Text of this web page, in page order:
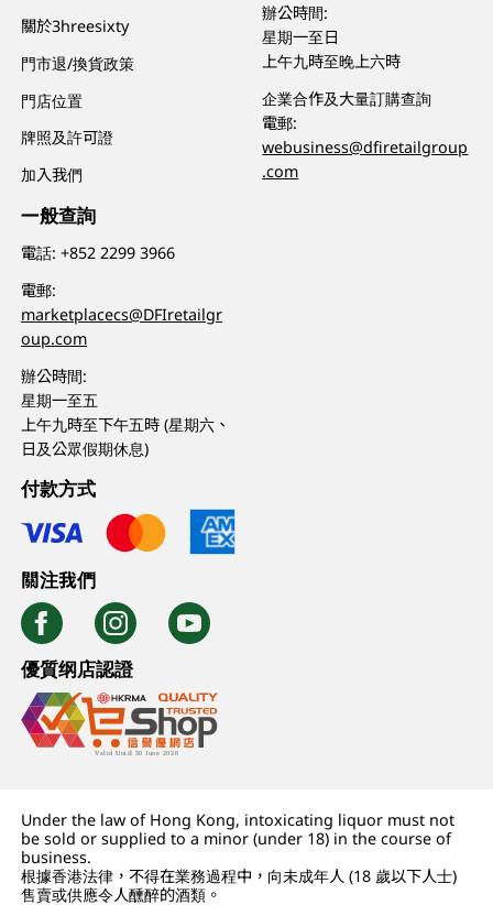
關於3hreesixty
門市退/換貨政策
門店位置
牌照及許可證
加入我們
一般查詢
電話:+852 2299 3966
電郵:
marketplacecs@DFIretailgr
oup.com
辦公時間:
星期一至五
上午九時至下午五時 (星期六、
日及公眾假期休息)
辦公時間:
星期一至日
上午九時至晚上六時
企業合作及大量訂購查詢
電郵:
webusiness@dfiretailgroup
.com
付款方式
關注我們
優質纲店認證
Under the law of Hong Kong, intoxicating liquor must not
be sold or supplied to a minor (under 18) in the course of
business.
根據香港法律，不得在業務過程中，向未成年人 (18 歲以下人士)
售賣或供應令人醺醉的酒類。